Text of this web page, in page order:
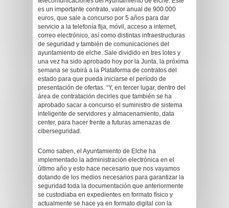
es un importante contrato, valor anual de 900.000
euros, que sale a concurso por 5 años para dar
servicio a la telefonía fija, móvil, acceso a internet,
correo electrónico, así como distintas infraestructuras
de seguridad y también de comunicaciones del
ayuntamiento de elche. Sale dividido en tres lotes y
una vez ha sido aprobado hoy por la Junta, la próxima
semana se subirá a la Plataforma de contratos del
estado para que pueda iniciarse el período de
presentación de ofertas. “Y, en tercer lugar, dentro del
área de contratación decirles que también se ha
aprobado sacar a concurso el suministro de sistema
inteligente de servidores y almacenamiento, data
center, para hacer frente a futuras amenazas de
ciberseguridad.
Como saben, el Ayuntamiento de Elche ha
implementado la administración electrónica en el
último año y esto hace necesario que nos vayamos
dotando de los medios necesarios para garantizar la
seguridad toda la documentación que anteriormente
se custodiaba en expedientes en formato físico y
actualmente se hace ya en formato digital con la